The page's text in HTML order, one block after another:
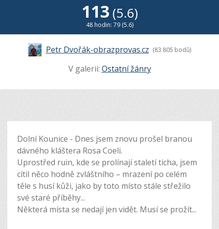
113 (5.6)
48 hodin: 79 (5.6)
Petr Dvořák-obrazprovas.cz (83 805 bodů)
V galerii: Ostatní žánry
Dolní Kounice - Dnes jsem znovu prošel branou
dávného kláštera Rosa Coeli.
Uprostřed ruin, kde se prolínají staletí ticha, jsem
cítil něco hodně zvláštního – mrazení po celém
těle s husí kůži, jako by toto místo stále střežilo
své staré příběhy...
Některá místa se nedají jen vidět. Musí se prožít...